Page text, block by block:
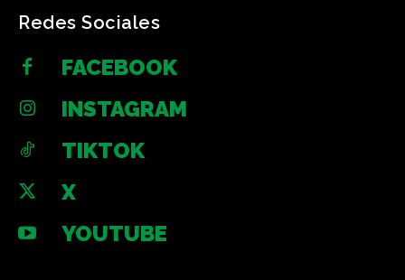
Redes Sociales
FACEBOOK
INSTAGRAM
TIKTOK
X
YOUTUBE